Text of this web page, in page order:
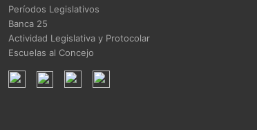
Períodos Legislativos
Banca 25
Actividad Legislativa y Protocolar
Escuelas al Concejo